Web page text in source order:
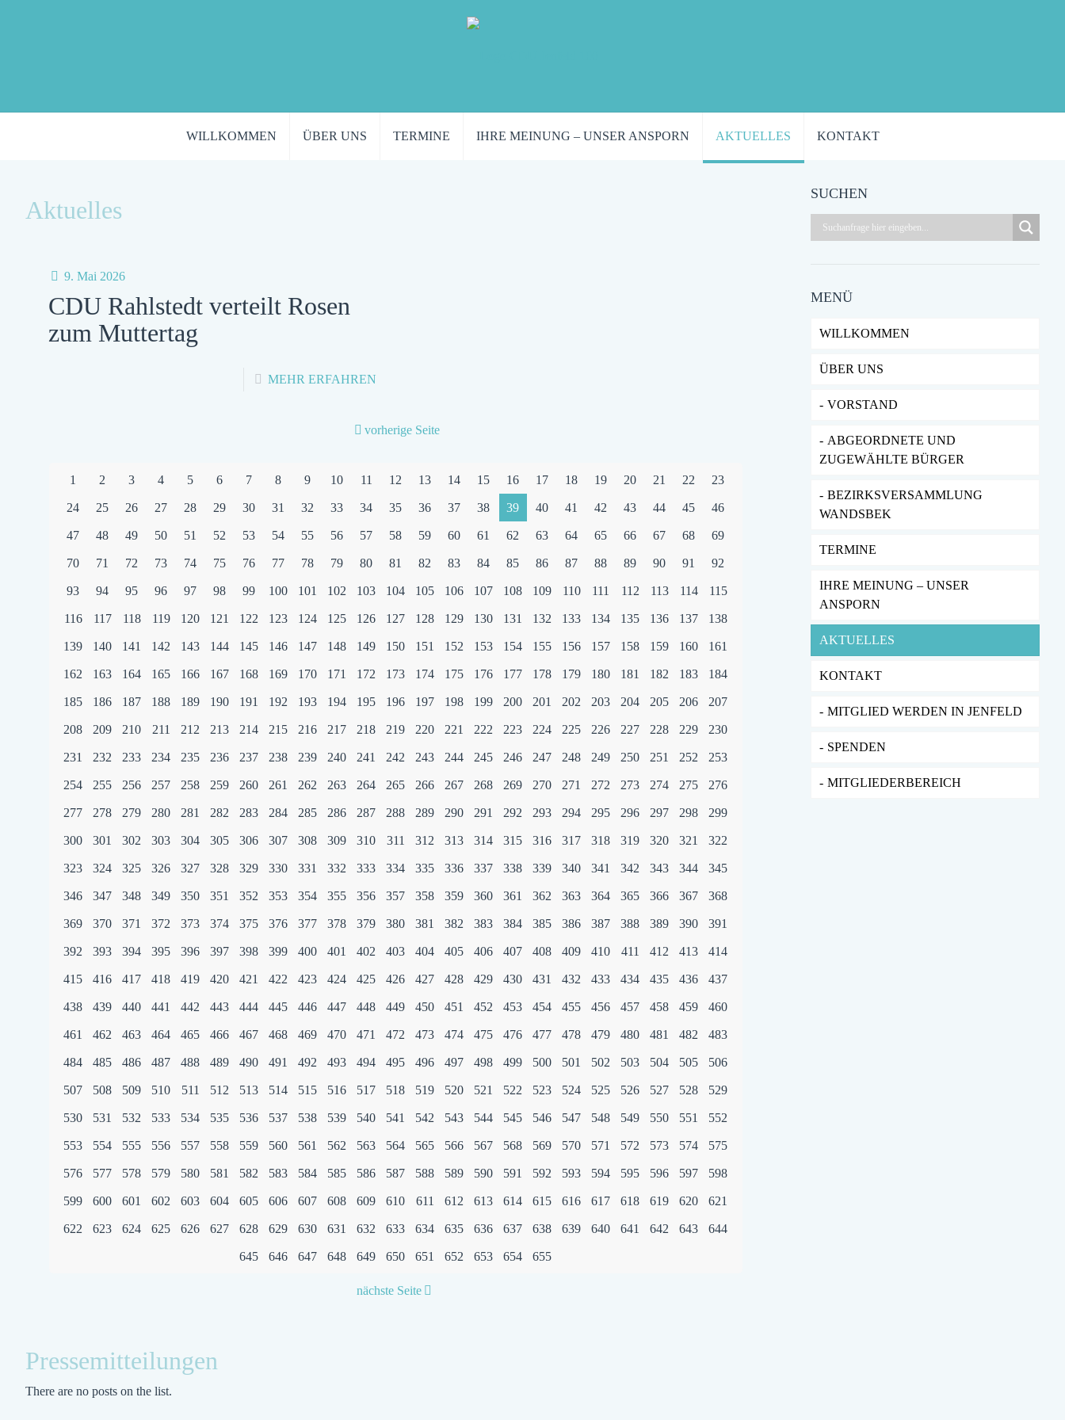
WILLKOMMEN ÜBER UNS TERMINE IHRE MEINUNG – UNSER ANSPORN AKTUELLES KONTAKT
Aktuelles
9. Mai 2026
CDU Rahlstedt verteilt Rosen
zum Muttertag
MEHR ERFAHREN
RAHLSTEDT
ROSEN
vorherige Seite
1 2 3 4 5 6 7 8 9 10 11 12 13 14 15 16 17 18 19 20 21 22 23
24 25 26 27 28 29 30 31 32 33 34 35 36 37 38 39 40 41 42 43 44 45 46
47 48 49 50 51 52 53 54 55 56 57 58 59 60 61 62 63 64 65 66 67 68 69
70 71 72 73 74 75 76 77 78 79 80 81 82 83 84 85 86 87 88 89 90 91 92
93 94 95 96 97 98 99 100 101 102 103 104 105 106 107 108 109 110 111 112 113 114 115
116 117 118 119 120 121 122 123 124 125 126 127 128 129 130 131 132 133 134 135 136 137 138
139 140 141 142 143 144 145 146 147 148 149 150 151 152 153 154 155 156 157 158 159 160 161
162 163 164 165 166 167 168 169 170 171 172 173 174 175 176 177 178 179 180 181 182 183 184
185 186 187 188 189 190 191 192 193 194 195 196 197 198 199 200 201 202 203 204 205 206 207
208 209 210 211 212 213 214 215 216 217 218 219 220 221 222 223 224 225 226 227 228 229 230
231 232 233 234 235 236 237 238 239 240 241 242 243 244 245 246 247 248 249 250 251 252 253
254 255 256 257 258 259 260 261 262 263 264 265 266 267 268 269 270 271 272 273 274 275 276
277 278 279 280 281 282 283 284 285 286 287 288 289 290 291 292 293 294 295 296 297 298 299
300 301 302 303 304 305 306 307 308 309 310 311 312 313 314 315 316 317 318 319 320 321 322
323 324 325 326 327 328 329 330 331 332 333 334 335 336 337 338 339 340 341 342 343 344 345
346 347 348 349 350 351 352 353 354 355 356 357 358 359 360 361 362 363 364 365 366 367 368
369 370 371 372 373 374 375 376 377 378 379 380 381 382 383 384 385 386 387 388 389 390 391
392 393 394 395 396 397 398 399 400 401 402 403 404 405 406 407 408 409 410 411 412 413 414
415 416 417 418 419 420 421 422 423 424 425 426 427 428 429 430 431 432 433 434 435 436 437
438 439 440 441 442 443 444 445 446 447 448 449 450 451 452 453 454 455 456 457 458 459 460
461 462 463 464 465 466 467 468 469 470 471 472 473 474 475 476 477 478 479 480 481 482 483
484 485 486 487 488 489 490 491 492 493 494 495 496 497 498 499 500 501 502 503 504 505 506
507 508 509 510 511 512 513 514 515 516 517 518 519 520 521 522 523 524 525 526 527 528 529
530 531 532 533 534 535 536 537 538 539 540 541 542 543 544 545 546 547 548 549 550 551 552
553 554 555 556 557 558 559 560 561 562 563 564 565 566 567 568 569 570 571 572 573 574 575
576 577 578 579 580 581 582 583 584 585 586 587 588 589 590 591 592 593 594 595 596 597 598
599 600 601 602 603 604 605 606 607 608 609 610 611 612 613 614 615 616 617 618 619 620 621
622 623 624 625 626 627 628 629 630 631 632 633 634 635 636 637 638 639 640 641 642 643 644
645 646 647 648 649 650 651 652 653 654 655
nächste Seite
Pressemitteilungen
There are no posts on the list.
SUCHEN
MENÜ
WILLKOMMEN
ÜBER UNS
VORSTAND
ABGEORDNETE UND
ZUGEWÄHLTE BÜRGER
BEZIRKSVERSAMMLUNG
WANDSBEK
TERMINE
IHRE MEINUNG – UNSER
ANSPORN
AKTUELLES
KONTAKT
MITGLIED WERDEN IN JENFELD
SPENDEN
MITGLIEDERBEREICH